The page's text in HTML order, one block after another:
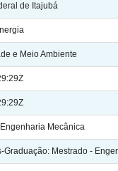
de Itajubá
e Meio Ambiente
Engenharia Mecânica
Graduação: Mestrado -